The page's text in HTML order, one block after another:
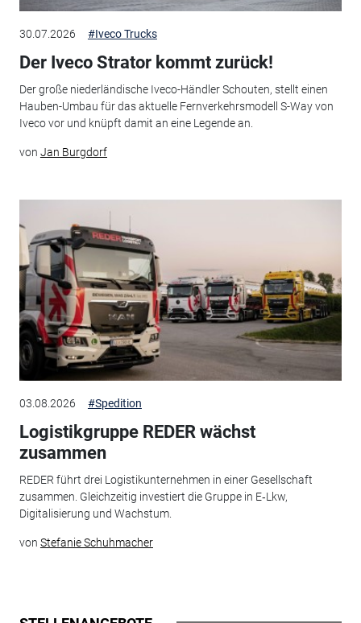
30.07.2026 #Iveco Trucks
Der Iveco Strator kommt zurück!
Der große niederländische Iveco-Händler Schouten, stellt einen
Hauben-Umbau für das aktuelle Fernverkehrsmodell S-Way von
Iveco vor und knüpft damit an eine Legende an.
von Jan Burgdorf
03.08.2026 #Spedition
Logistikgruppe REDER wächst
zusammen
REDER führt drei Logistikunternehmen in einer Gesellschaft
zusammen. Gleichzeitig investiert die Gruppe in E‑Lkw,
Digitalisierung und Wachstum.
von Stefanie Schuhmacher